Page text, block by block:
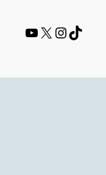
YouTube # Instagram TikTok